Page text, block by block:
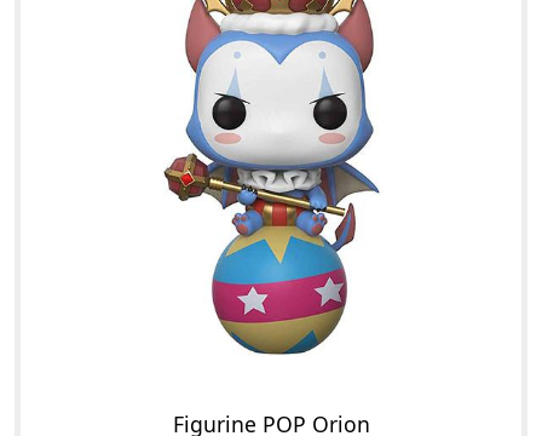
Figurine POP Orion